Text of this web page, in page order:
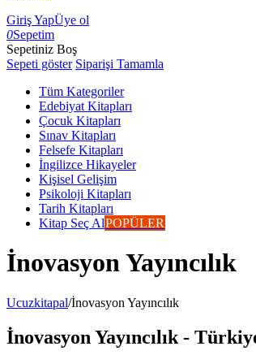
Giriş YapÜye ol
0Sepetim
Sepetiniz Boş
Sepeti göster Siparişi Tamamla
Tüm Kategoriler
Edebiyat Kitapları
Çocuk Kitapları
Sınav Kitapları
Felsefe Kitapları
İngilizce Hikayeler
Kişisel Gelişim
Psikoloji Kitapları
Tarih Kitapları
Kitap Seç AlPOPÜLER
İnovasyon Yayıncılık
Ucuzkitapal/İnovasyon Yayıncılık
İnovasyon Yayıncılık -